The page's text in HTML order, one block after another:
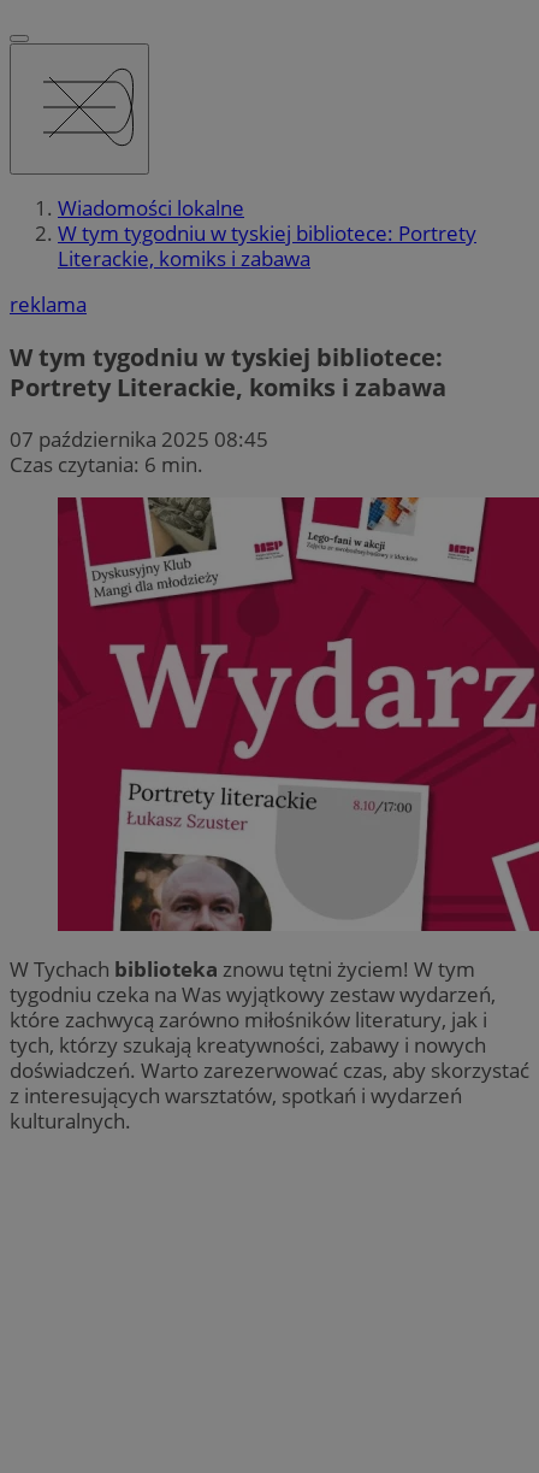
Wiadomości lokalne
W tym tygodniu w tyskiej bibliotece: Portrety
Literackie, komiks i zabawa
reklama
W tym tygodniu w tyskiej bibliotece:
Portrety Literackie, komiks i zabawa
07 października 2025 08:45
Czas czytania: 6 min.
W Tychach biblioteka znowu tętni życiem! W tym
tygodniu czeka na Was wyjątkowy zestaw wydarzeń,
które zachwycą zarówno miłośników literatury, jak i
tych, którzy szukają kreatywności, zabawy i nowych
doświadczeń. Warto zarezerwować czas, aby skorzystać
z interesujących warsztatów, spotkań i wydarzeń
kulturalnych.